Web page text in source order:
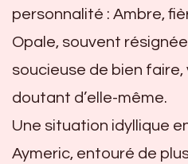
personnalité : Ambre,
Opale, souvent
soucieuse de bien
doutant d’elle-même.
Une situation idyllique
Aymeric, entouré de